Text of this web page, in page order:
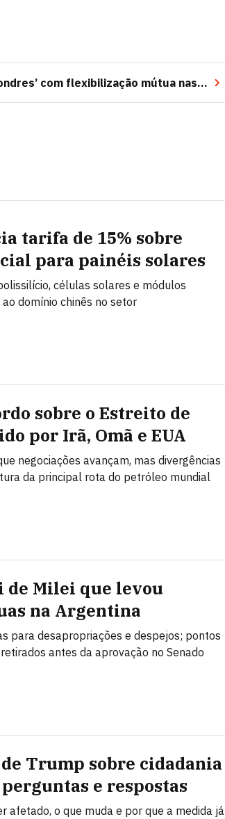
com flexibilização mútua nas
tarifa de 15% sobre
para painéis solares
células solares e módulos
domínio chinês no setor
sobre o Estreito de
por Irã, Omã e EUA
negociações avançam, mas divergências
da principal rota do petróleo mundial
de Milei que levou
na Argentina
para desapropriações e despejos; pontos
antes da aprovação no Senado
Trump sobre cidadania
perguntas e respostas
afetado, o que muda e por que a medida já